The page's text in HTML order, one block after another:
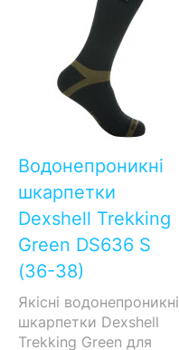
Водонепроникні
шкарпетки
Dexshell Trekking
Green DS636 S
(36-38)
Якісні водонепроникні
шкарпетки Dexshell
Trekking Green для